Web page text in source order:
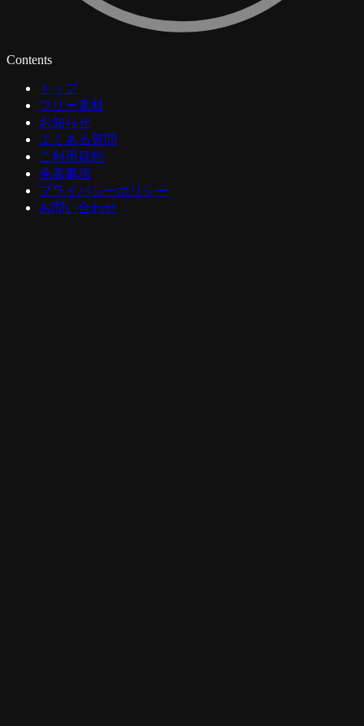
Contents
トップ
フリー素材
お知らせ
よくある質問
ご利用規約
免責事項
プライバシーポリシー
お問い合わせ